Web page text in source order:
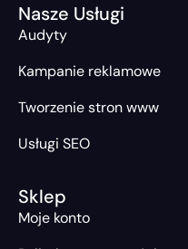
Nasze Usługi
Audyty
Kampanie reklamowe
Tworzenie stron www
Usługi SEO
Sklep
Moje konto